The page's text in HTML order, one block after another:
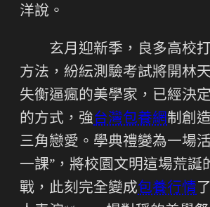
洋說。
玄月迎新季，良多高校
方法，紛紜測驗考試將開林
失衡逼瘋的美學家，已經決
的方式，強台灣包養網制創
三角戀愛。學典禮變為一場
一課”，將校園文明這場荒誕
戰，此刻完全變成包養行情